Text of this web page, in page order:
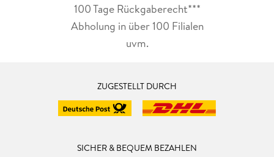
100 Tage Rückgaberecht***
Abholung in über 100 Filialen
uvm.
ZUGESTELLT DURCH
SICHER & BEQUEM BEZAHLEN